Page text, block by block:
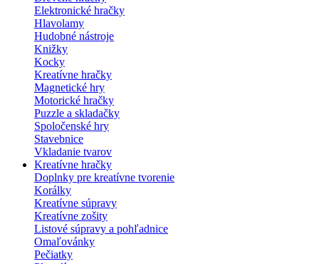
Elektronické hračky
Hlavolamy
Hudobné nástroje
Knižky
Kocky
Kreatívne hračky
Magnetické hry
Motorické hračky
Puzzle a skladačky
Spoločenské hry
Stavebnice
Vkladanie tvarov
Kreatívne hračky
Doplnky pre kreatívne tvorenie
Korálky
Kreatívne súpravy
Kreatívne zošity
Listové súpravy a pohľadnice
Omaľovánky
Pečiatky